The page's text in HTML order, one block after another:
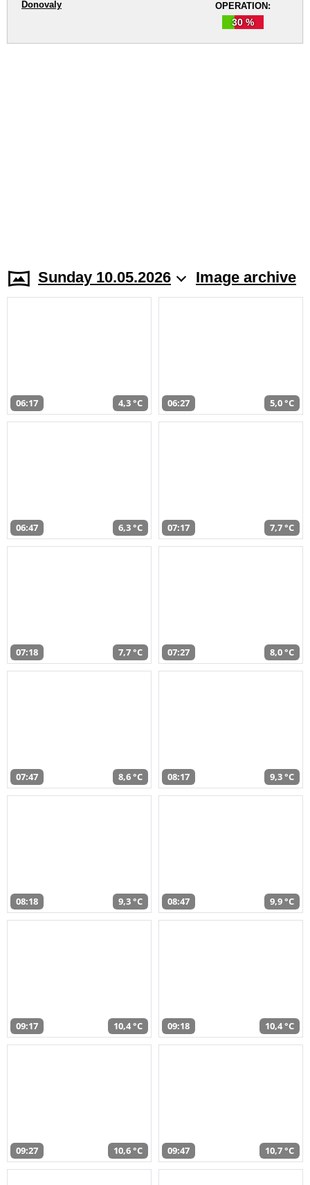
OPERATION:
30 %
Donovaly
Sunday 10.05.2026 Image archive
06:17 4,3 °C 06:27 5,0 °C
06:47 6,3 °C 07:17 7,7 °C
07:18 7,7 °C 07:27 8,0 °C
07:47 8,6 °C 08:17 9,3 °C
08:18 9,3 °C 08:47 9,9 °C
09:17 10,4 °C 09:18 10,4 °C
09:27 10,6 °C 09:47 10,7 °C